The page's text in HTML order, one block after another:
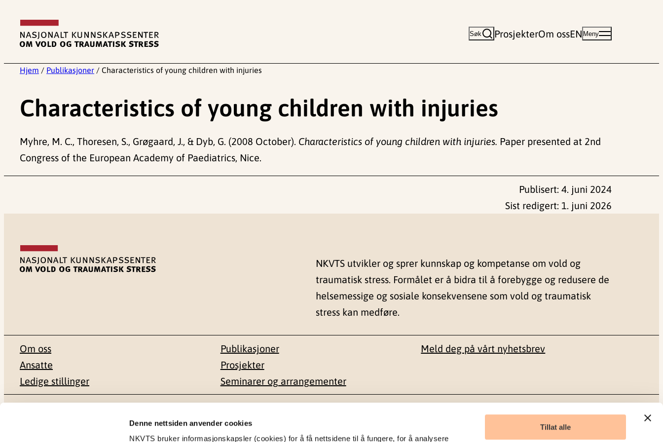
Denne nettsiden anvender cookies
NKVTS bruker informasjonskapsler (cookies) for å få nettsidene til å fungere, for å analysere
Tillat alle
innhold
Søk ProsjekterOm ossEN Meny
Hjem / Publikasjoner / Characteristics of young children with injuries
Characteristics of young children with injuries
Myhre, M. C., Thoresen, S., Grøgaard, J., & Dyb, G. (2008 October). Characteristics of young children with injuries. Paper presented at 2nd
Congress of the European Academy of Paediatrics, Nice.
Publisert: 4. juni 2024
Sist redigert: 1. juni 2026
NKVTS utvikler og sprer kunnskap og kompetanse om vold og
traumatisk stress. Formålet er å bidra til å forebygge og redusere de
helsemessige og sosiale konsekvensene som vold og traumatisk
stress kan medføre.
Om oss
Ansatte
Ledige stillinger
Publikasjoner
Prosjekter
Seminarer og arrangementer
Meld deg på vårt nyhetsbrev
Besøksadresse Sosiale medier